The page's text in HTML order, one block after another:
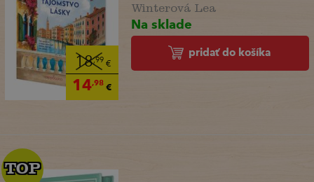
18,99 €
14,98€
Winterová Lea
Na sklade
pridať do košíka
TOP
TOP